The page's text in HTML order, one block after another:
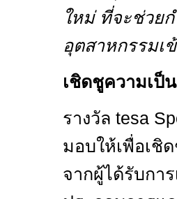
ใหม่ ที่จะช่วย
อุตสาหกรรมเ
เชิดชูความเป็
รางวัล tesa
มอบให้เพื่อเชิ
จากผู้ได้รับกา